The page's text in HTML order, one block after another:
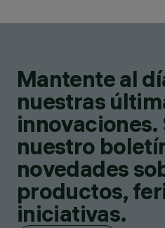
Mantente al
nuestras
innovaciones.
nuestro
novedades
productos,
iniciativas.